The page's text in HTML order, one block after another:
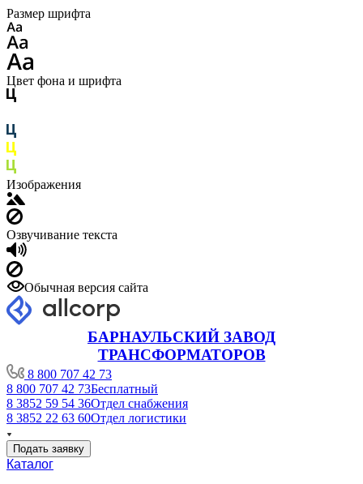
Размер шрифта
Цвет фона и шрифта
Изображения
Озвучивание текста
Обычная версия сайта
БАРНАУЛЬСКИЙ ЗАВОД
ТРАНСФОРМАТОРОВ
8 800 707 42 73
8 800 707 42 73Бесплатный
8 3852 59 54 36Отдел снабжения
8 3852 22 63 60Отдел логистики
Подать заявку
Каталог